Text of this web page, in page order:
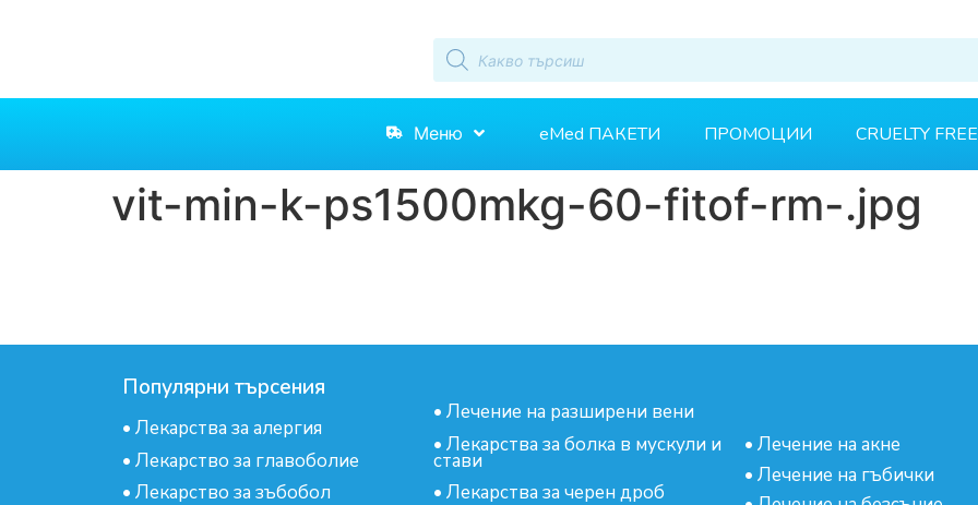
Меню eMed ПАКЕТИ ПРОМОЦИИ CRUELTY FREE
vit-min-k-ps1500mkg-60-fitof-rm-.jpg
Популярни търсения
• Лекарства за алергия
• Лекарство за главоболие
• Лекарство за зъбобол
• Лечение на разширени вени
• Лекарства за болка в мускули и
стави
• Лекарства за черен дроб
• Лечение на акне
• Лечение на гъбички